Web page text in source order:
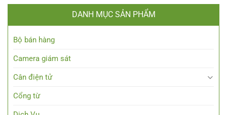
DANH MỤC SẢN PHẨM
Bộ bán hàng
Camera giám sát
Cân điện tử
Cổng từ